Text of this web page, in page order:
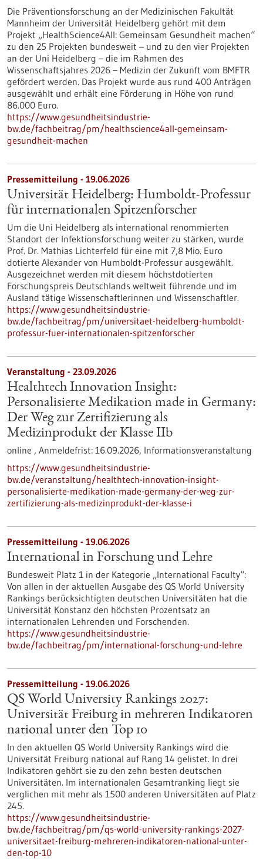
Die Präventionsforschung an der Medizinischen Fakultät
Mannheim der Universität Heidelberg gehört mit dem
Projekt „HealthScience4All: Gemeinsam Gesundheit machen“
zu den 25 Projekten bundesweit – und zu den vier Projekten
an der Uni Heidelberg – die im Rahmen des
Wissenschaftsjahres 2026 – Medizin der Zukunft vom BMFTR
gefördert werden. Das Projekt wurde aus rund 400 Anträgen
ausgewählt und erhält eine Förderung in Höhe von rund
86.000 Euro.
https://www.gesundheitsindustrie-
bw.de/fachbeitrag/pm/healthscience4all-gemeinsam-
gesundheit-machen
Pressemitteilung - 19.06.2026
Universität Heidelberg: Humboldt-Professur
für internationalen Spitzenforscher
Um die Uni Heidelberg als international renommierten
Standort der Infektionsforschung weiter zu stärken, wurde
Prof. Dr. Mathias Lichterfeld für eine mit 7,8 Mio. Euro
dotierte Alexander von Humboldt-Professur ausgewählt.
Ausgezeichnet werden mit diesem höchstdotierten
Forschungspreis Deutschlands weltweit führende und im
Ausland tätige Wissenschaftlerinnen und Wissenschaftler.
https://www.gesundheitsindustrie-
bw.de/fachbeitrag/pm/universitaet-heidelberg-humboldt-
professur-fuer-internationalen-spitzenforscher
Veranstaltung - 23.09.2026
Healthtech Innovation Insight:
Personalisierte Medikation made in Germany:
Der Weg zur Zertifizierung als
Medizinprodukt der Klasse IIb
online , Anmeldefrist: 16.09.2026, Informationsveranstaltung
https://www.gesundheitsindustrie-
bw.de/veranstaltung/healthtech-innovation-insight-
personalisierte-medikation-made-germany-der-weg-zur-
zertifizierung-als-medizinprodukt-der-klasse-i
Pressemitteilung - 19.06.2026
International in Forschung und Lehre
Bundesweit Platz 1 in der Kategorie „International Faculty“:
Von allen in der aktuellen Ausgabe des QS World University
Rankings berücksichtigten deutschen Universitäten hat die
Universität Konstanz den höchsten Prozentsatz an
internationalen Lehrenden und Forschenden.
https://www.gesundheitsindustrie-
bw.de/fachbeitrag/pm/international-forschung-und-lehre
Pressemitteilung - 19.06.2026
QS World University Rankings 2027:
Universität Freiburg in mehreren Indikatoren
national unter den Top 10
In den aktuellen QS World University Rankings wird die
Universität Freiburg national auf Rang 14 gelistet. In drei
Indikatoren gehört sie zu den zehn besten deutschen
Universitäten. Im internationalen Gesamtranking liegt sie
verglichen mit mehr als 1500 anderen Universitäten auf Platz
245.
https://www.gesundheitsindustrie-
bw.de/fachbeitrag/pm/qs-world-university-rankings-2027-
universitaet-freiburg-mehreren-indikatoren-national-unter-
den-top-10